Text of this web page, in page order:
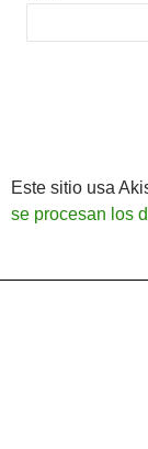
Este sitio usa
se procesan los